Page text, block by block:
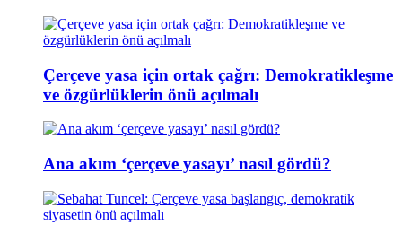
Çerçeve yasa için ortak çağrı: Demokratikleşme
ve özgürlüklerin önü açılmalı
Ana akım ‘çerçeve yasayı’ nasıl gördü?